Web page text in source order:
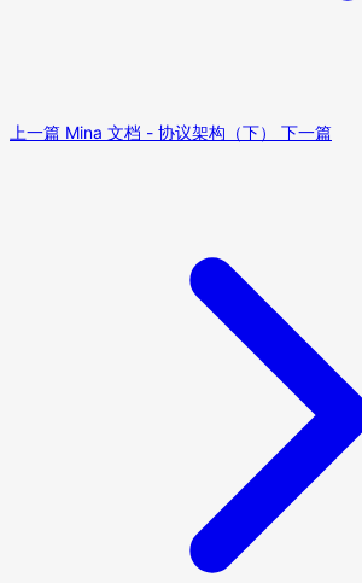
上一篇 Mina 文档 - 协议架构（下） 下一篇